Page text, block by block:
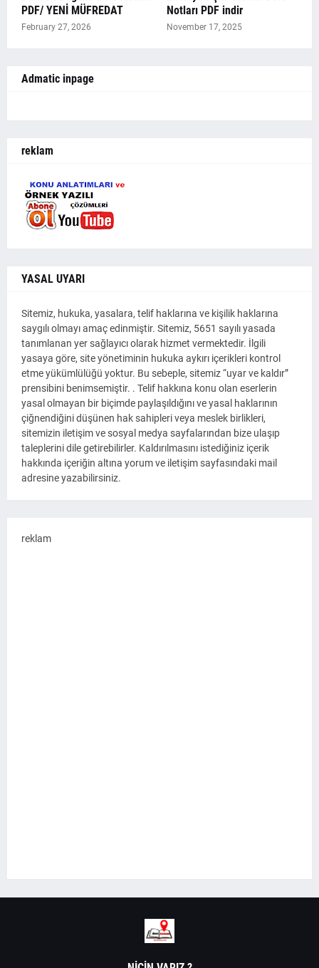
PDF/ YENİ MÜFREDAT
February 27, 2026
Notları PDF indir
November 17, 2025
Admatic inpage
reklam
YASAL UYARI
Sitemiz, hukuka, yasalara, telif haklarına ve kişilik haklarına
saygılı olmayı amaç edinmiştir. Sitemiz, 5651 sayılı yasada
tanımlanan yer sağlayıcı olarak hizmet vermektedir. İlgili
yasaya göre, site yönetiminin hukuka aykırı içerikleri kontrol
etme yükümlülüğü yoktur. Bu sebeple, sitemiz “uyar ve kaldır”
prensibini benimsemiştir. . Telif hakkına konu olan eserlerin
yasal olmayan bir biçimde paylaşıldığını ve yasal haklarının
çiğnendiğini düşünen hak sahipleri veya meslek birlikleri,
sitemizin iletişim ve sosyal medya sayfalarından bize ulaşıp
taleplerini dile getirebilirler. Kaldırılmasını istediğiniz içerik
hakkında içeriğin altına yorum ve iletişim sayfasındaki mail
adresine yazabilirsiniz.
reklam